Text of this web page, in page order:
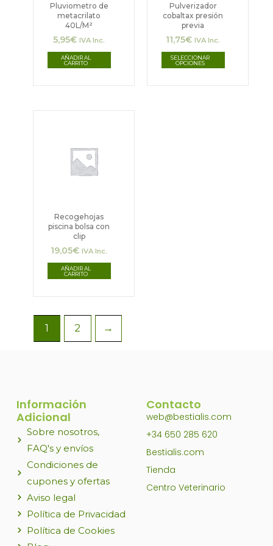
Pluviometro de
metacrilato
40L/M²
5,95€ IVA Inc.
AÑADIR AL
CARRITO
Pulverizador
cobaltax presión
previa
11,75€ IVA Inc.
SELECCIONAR
OPCIONES
Las
opciones
se
pueden
Recogehojas
piscina bolsa con
clip
19,05€ IVA Inc.
AÑADIR AL
CARRITO
1 2 →
Información
Adicional
Sobre nosotros,
FAQ's y envíos
Condiciones de
cupones y ofertas
Aviso legal
Política de Privacidad
Política de Cookies
Contacto
web@bestialis.com
+34 650 285 620
Bestialis.com
Tienda
Centro Veterinario